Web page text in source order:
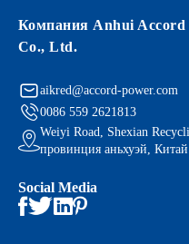
Компания Anhui Accord
Co., Ltd.
aikred@accord-power.com
0086 559 2621813
Weiyi Road, Shexian
провинция аньхуэй, Китай
Social Media